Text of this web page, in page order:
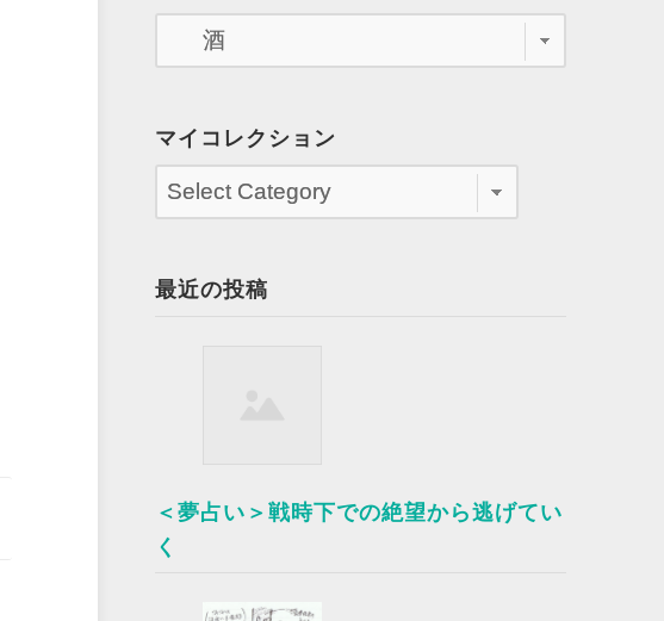
マイコレクション
最近の投稿
＜夢占い＞戦時下での絶望から逃げてい
く